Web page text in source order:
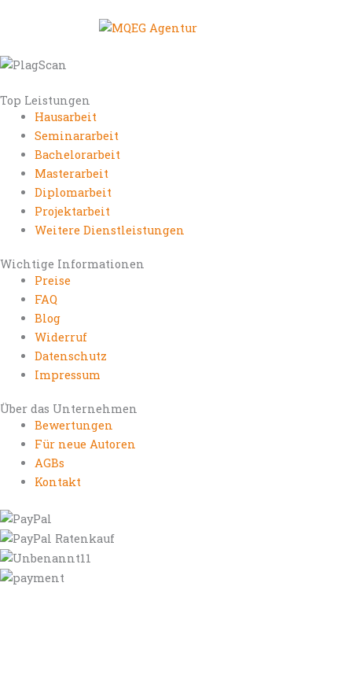
Top Leistungen
Hausarbeit
Seminararbeit
Bachelorarbeit
Masterarbeit
Diplomarbeit
Projektarbeit
Weitere Dienstleistungen
Wichtige Informationen
Preise
FAQ
Blog
Widerruf
Datenschutz
Impressum
Über das Unternehmen
Bewertungen
Für neue Autoren
AGBs
Kontakt